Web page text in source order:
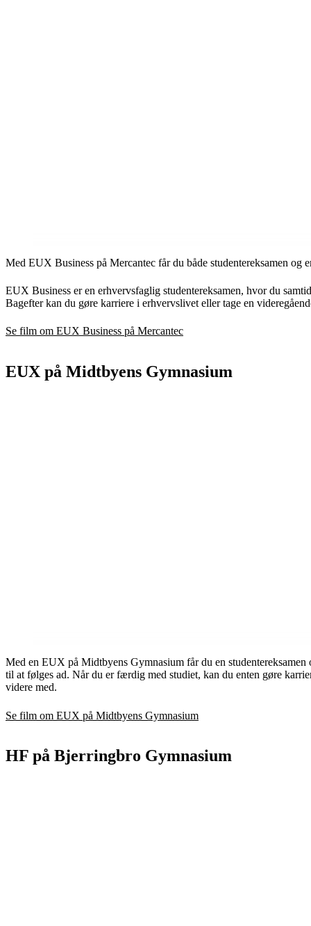
Med EUX Business på Mercantec får du både studentereksamen og
EUX Business er en erhvervsfaglig studentereksamen, hvor du
Bagefter kan du gøre karriere i erhvervslivet eller tage en
Se film om EUX Business på Mercantec
EUX på Midtbyens Gymnasium
Med en EUX på Midtbyens Gymnasium får du en
til at følges ad. Når du er færdig med studiet, kan du enten gøre
videre med.
Se film om EUX på Midtbyens Gymnasium
HF på Bjerringbro Gymnasium